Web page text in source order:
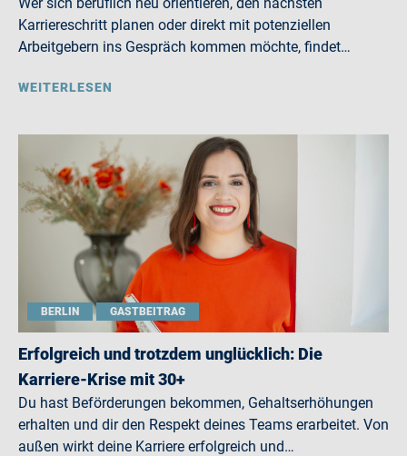
Karriereschritt planen oder direkt mit potenziellen
Arbeitgebern ins Gespräch kommen möchte, findet…
WEITERLESEN
BERLIN GASTBEITRAG
Erfolgreich und trotzdem unglücklich: Die
Karriere-Krise mit 30+
Du hast Beförderungen bekommen, Gehaltserhöhungen
erhalten und dir den Respekt deines Teams erarbeitet. Von
außen wirkt deine Karriere erfolgreich und…